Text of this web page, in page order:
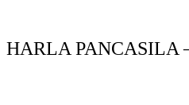
HARLA PANCASILA